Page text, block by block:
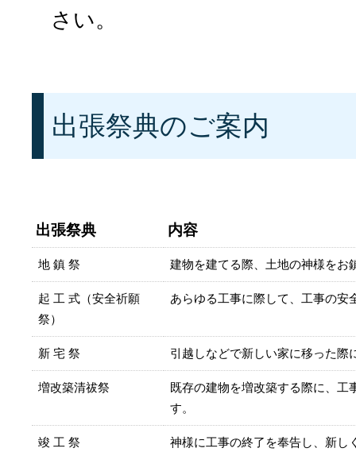
さい。
出張祭典のご案内
出張祭典 内容
地 鎮 祭 建物を建てる際、土地の神様をお
起 工 式（安全祈願
祭）
あらゆる工事に際して、工事の安
新 宅 祭 引越しなどで新しい家に移った際
増改築清祓祭
既存の建物を増改築する際に、工
す。
竣 工 祭 神様に工事の終了を奉告し、新し